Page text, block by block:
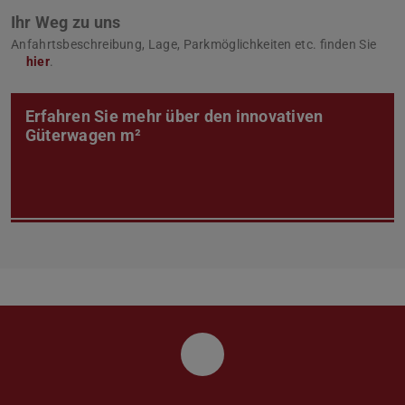
Ihr Weg zu uns
Anfahrtsbeschreibung, Lage, Parkmöglichkeiten etc. finden Sie
hier.
Erfahren Sie mehr über den innovativen
Güterwagen m²
LinkedIn